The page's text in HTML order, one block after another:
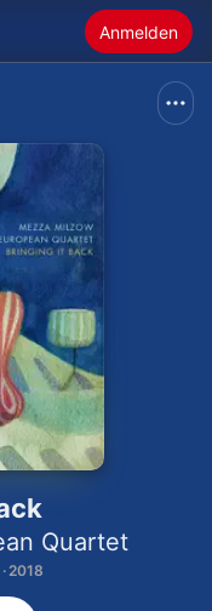
Anmelden
Quartet
2018